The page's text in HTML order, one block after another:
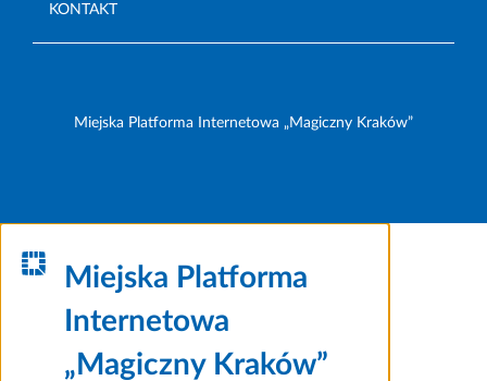
KONTAKT
Miejska Platforma Internetowa „Magiczny Kraków”
Miejska Platforma
Internetowa
„Magiczny Kraków”